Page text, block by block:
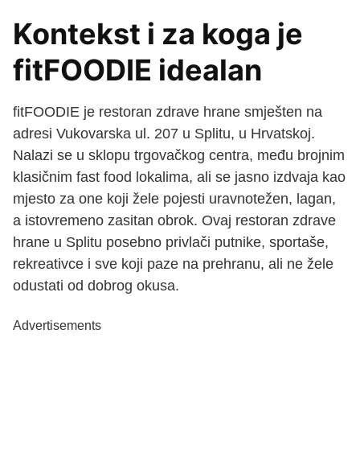
Kontekst i za koga je
fitFOODIE idealan
fitFOODIE je restoran zdrave hrane smješten na
adresi Vukovarska ul. 207 u Splitu, u Hrvatskoj.
Nalazi se u sklopu trgovačkog centra, među brojnim
klasičnim fast food lokalima, ali se jasno izdvaja kao
mjesto za one koji žele pojesti uravnotežen, lagan,
a istovremeno zasitan obrok. Ovaj restoran zdrave
hrane u Splitu posebno privlači putnike, sportaše,
rekreativce i sve koji paze na prehranu, ali ne žele
odustati od dobrog okusa.
Advertisements